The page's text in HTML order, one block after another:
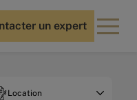
un expert
Location